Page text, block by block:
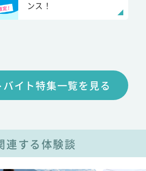
ンス！
バイト特集一覧を見る
連する体験談